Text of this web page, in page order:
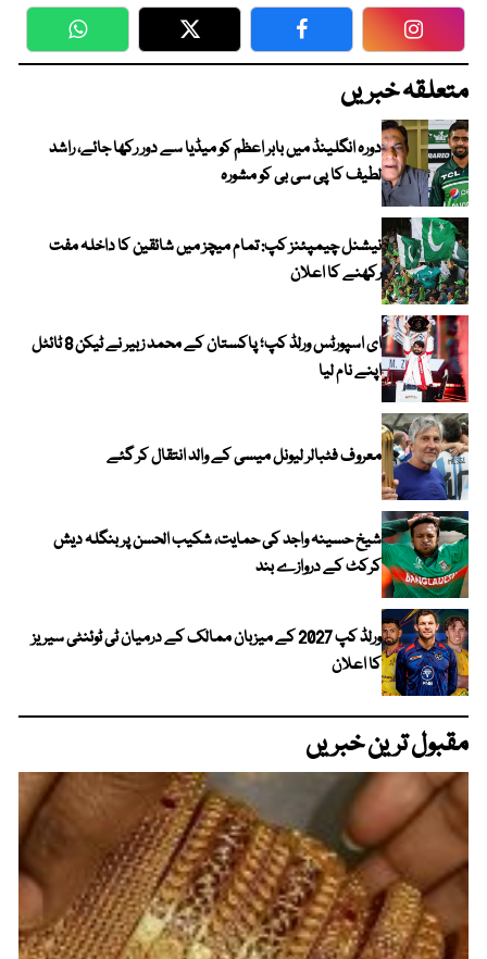
WhatsApp Twitter Facebook
متعلقہ خبریں
دورہ انگلینڈ میں بابر اعظم کو میڈیا سے دور رکھا جائے، راشد
لطیف کا پی سی بی کو مشورہ
نیشنل چیمپئنز کپ: تمام میچز میں شائقین کا داخلہ مفت
رکھنے کا اعلان
ای اسپورٹس ورلڈ کپ؛ پاکستان کے محمد زبیر نے ٹیکن 8 ٹائٹل
اپنے نام لیا
معروف فٹبالر لیونل میسی کے والد انتقال کر گئے
شیخ حسینہ واجد کی حمایت، شکیب الحسن پر بنگلہ دیش
کرکٹ کے دروازے بند
ورلڈ کپ 2027 کے میزبان ممالک کے درمیان ٹی ٹوئنٹی سیریز
کا اعلان
مقبول ترین خبریں